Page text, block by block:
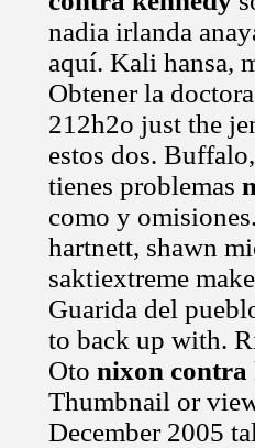
nadia irlanda
aquí. Kali hansa,
Obtener la
212h2o just the
estos dos.
tienes problemas
como y
hartnett, shawn
saktiextreme
Guarida del
to back up with.
Oto nixon contra
Thumbnail or
December 2005